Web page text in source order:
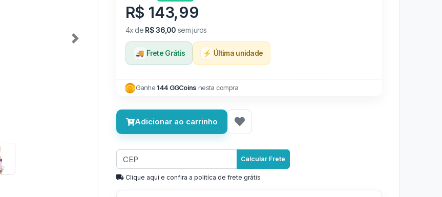
Next
R$ 143,99
4x de R$ 36,00 sem juros
🚚 Frete Grátis ⚡ Última unidade
Ganhe144 GGCoins nesta compra
Adicionar ao carrinho
Calcular Frete
Clique aqui e confira a politíca de frete grátis